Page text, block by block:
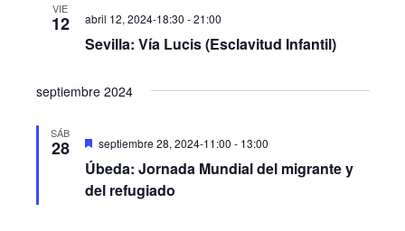
de
VIE
12
Sevilla: Vía Lucis (Esclavitud Infantil)
abril 12, 2024-18:30 -21:00
septiembre 2024
SÁB
28
Úbeda: Jornada Mundial del migrante y
del refugiado
Destacado
septiembre 28, 2024-11:00 - 13:00